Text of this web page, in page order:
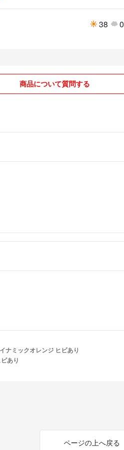
38 0
商品について質問する
ナミックオレンジ ヒビあり
あり
ページの上へ戻る